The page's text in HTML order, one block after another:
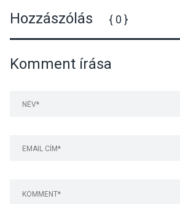
Hozzászólás { 0 }
Komment írása